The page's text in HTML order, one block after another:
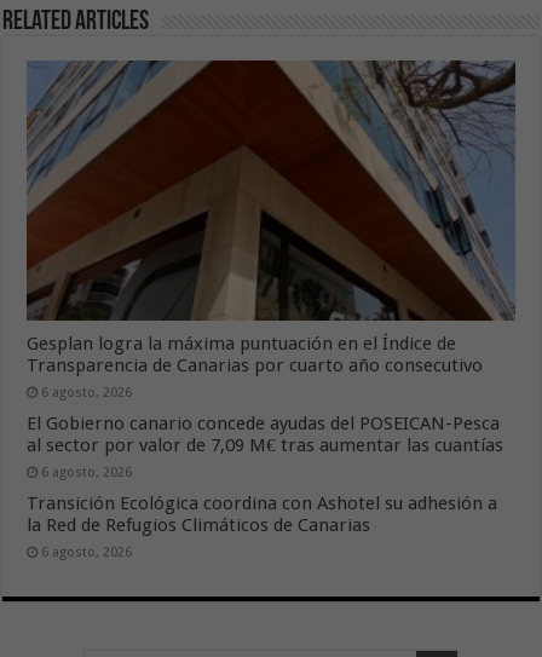
Related Articles
Gesplan logra la máxima puntuación en el Índice de
Transparencia de Canarias por cuarto año consecutivo
6 agosto, 2026
El Gobierno canario concede ayudas del POSEICAN-Pesca
al sector por valor de 7,09 M€ tras aumentar las cuantías
6 agosto, 2026
Transición Ecológica coordina con Ashotel su adhesión a
la Red de Refugios Climáticos de Canarias
6 agosto, 2026